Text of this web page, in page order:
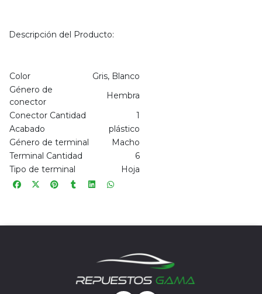
Descripción del Producto:
Color
Gris, Blanco
Género de
conector
Hembra
Conector Cantidad
1
Acabado
plástico
Género de terminal
Macho
Terminal Cantidad
6
Tipo de terminal
Hoja